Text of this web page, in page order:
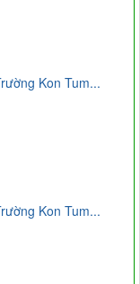
Kon Tum...
Kon Tum...